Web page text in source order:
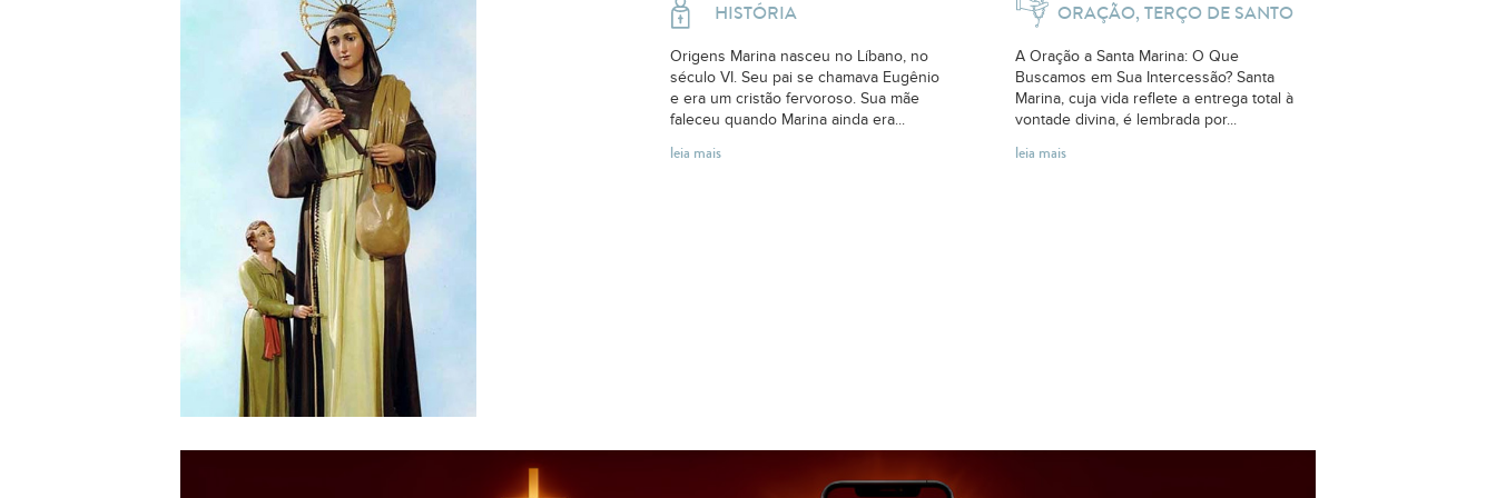
HISTÓRIA
Origens Marina nasceu no Líbano, no
século VI. Seu pai se chamava Eugênio
e era um cristão fervoroso. Sua mãe
faleceu quando Marina ainda era...
leia mais
ORAÇÃO, TERÇO DE SANTO
A Oração a Santa Marina: O Que
Buscamos em Sua Intercessão? Santa
Marina, cuja vida reflete a entrega total à
vontade divina, é lembrada por...
leia mais